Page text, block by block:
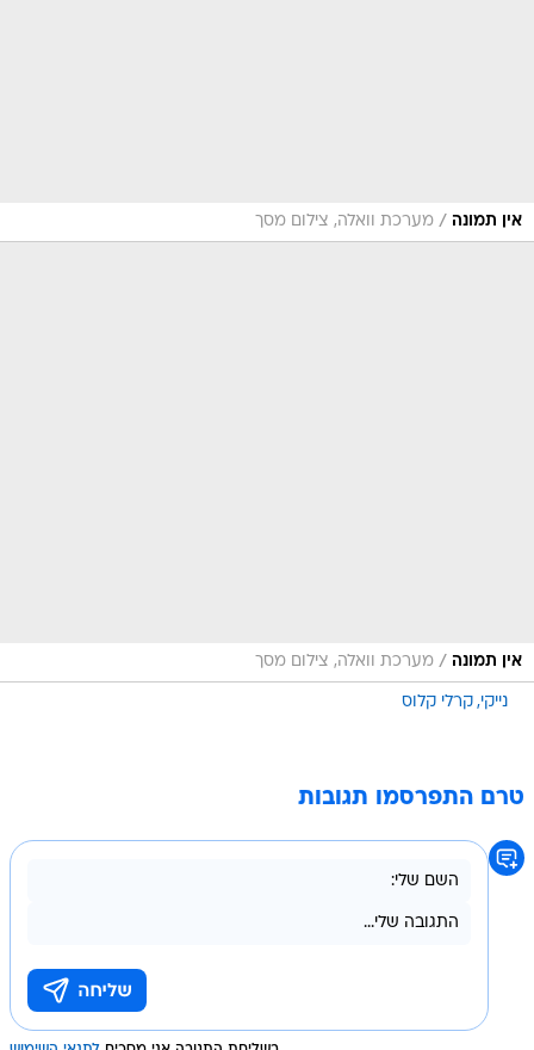
אין תמונה / מערכת וואלה, צילום מסך
אין תמונה / מערכת וואלה, צילום מסך
נייקי קרלי קלוס
טרם התפרסמו תגובות